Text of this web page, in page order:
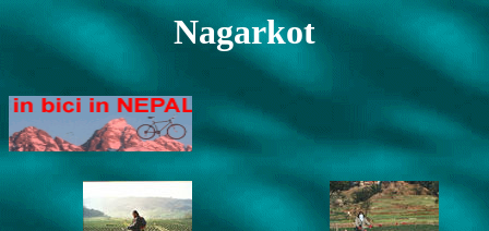
Nagarkot